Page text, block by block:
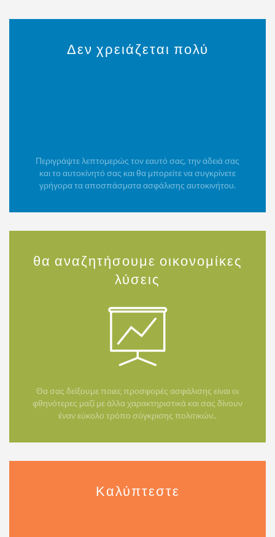
Δεν χρειάζεται πολύ
Περιγράψτε λεπτομερώς τον εαυτό σας, την άδειά σας
και το αυτοκίνητό σας και θα μπορείτε να συγκρίνετε
γρήγορα τα αποσπάσματα ασφάλισης αυτοκινήτου.
θα αναζητήσουμε οικονομίκες
λύσεις
Θα σας δείξουμε ποιες προσφορές ασφάλισης είναι οι
φθηνότερες μαζί με άλλα χαρακτηριστικά και σας δίνουν
έναν εύκολο τρόπο σύγκρισης πολιτικών..
Καλύπτεστε